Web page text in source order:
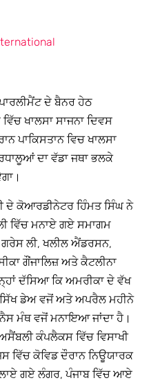
ਦੇ ਬੈਨਰ ਹੇਠ
ਖਾਲਸਾ ਸਾਜਨਾ ਦਿਵਸ
ਪਾਕਿਸਤਾਨ ਵਿਚ ਖਾਲਸਾ
ਦਾ ਵੱਡਾ ਜਥਾ ਭਲਕੇ
ਦੇ ਕੋਆਰਡੀਨੇਟਰ ਹਿੰਮਤ ਸਿੰਘ ਨੇ
ਵਿੱਚ ਮਨਾਏ ਗਏ ਸਮਾਗਮ
ਗਰੇਸ ਲੀ, ਖਲੀਲ ਐਂਡਰਸਨ,
ਗੌਂਜਾਲਿਜ਼ ਅਤੇ ਕੈਟਲੀਨਾ
ਦੱਸਿਆ ਕਿ ਅਮਰੀਕਾ ਦੇ ਵੱਖ
ਸਿੱਖ ਡੇਅ ਵਜੋਂ ਅਤੇ ਅਪਰੈਲ ਮਹੀਨੇ
ਮੰਥ ਵਜੋਂ ਮਨਾਇਆ ਜਾਂਦਾ ਹੈ।
ਕੰਪਲੈਕਸ ਵਿੱਚ ਵਿਸਾਖੀ
ਵਿੱਚ ਕੋਵਿਡ ਦੌਰਾਨ ਨਿਊਯਾਰਕ
ਲਾਏ ਗਏ ਲੰਗਰ, ਪੰਜਾਬ ਵਿੱਚ ਆਏ